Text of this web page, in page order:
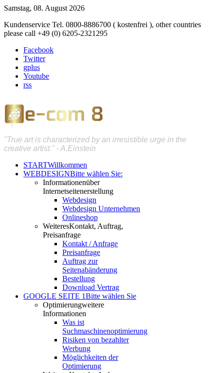
Samstag, 08. August 2026
Kundenservice Tel. 0800-8886700 ( kostenfrei ), other countries
please call +49 (0) 6205-2321295
Facebook
Twitter
gplus
Youtube
rss
"True art is characterized by an irresistible urge in the
creative artist." - A.Einstein
STARTWillkommen
WEBDESIGNBitte wählen Sie:
Informationenüber
Internetseitenerstellung
Webdesign
Webdesign Unternehmen
Onlineshop
WeiteresKontakt, Auftrag,
Preisanfrage
Kontakt / Anfrage
Preisanfrage
Auftrag zur
Seitenabänderung
Bestellung
Download Vertrag
GOOGLE SEITE 1Bitte wählen Sie
Optimierungweitere
Informationen
Was ist
Suchmaschinenoptimierung
Risiken von bezahlter
Werbung
Möglichkeiten der
Optimierung